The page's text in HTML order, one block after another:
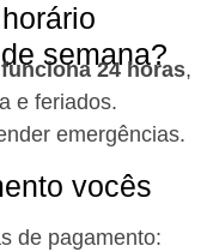
semana?
24 horas,
e feriados.
emergências.
vocês
de pagamento: